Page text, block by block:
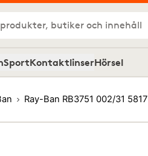
butiker och innehåll
SportKontaktlinserHörsel
Ray-Ban RB3751 002/31 5817